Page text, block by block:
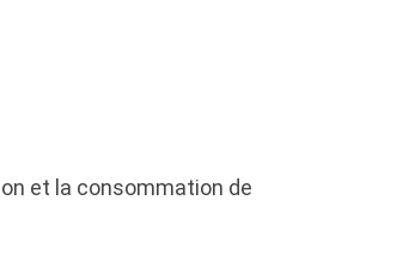
et la consommation de